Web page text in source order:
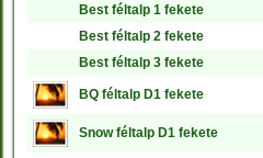
Best féltalp 1 fekete
Best féltalp 2 fekete
Best féltalp 3 fekete
BQ féltalp D1 fekete
Snow féltalp D1 fekete